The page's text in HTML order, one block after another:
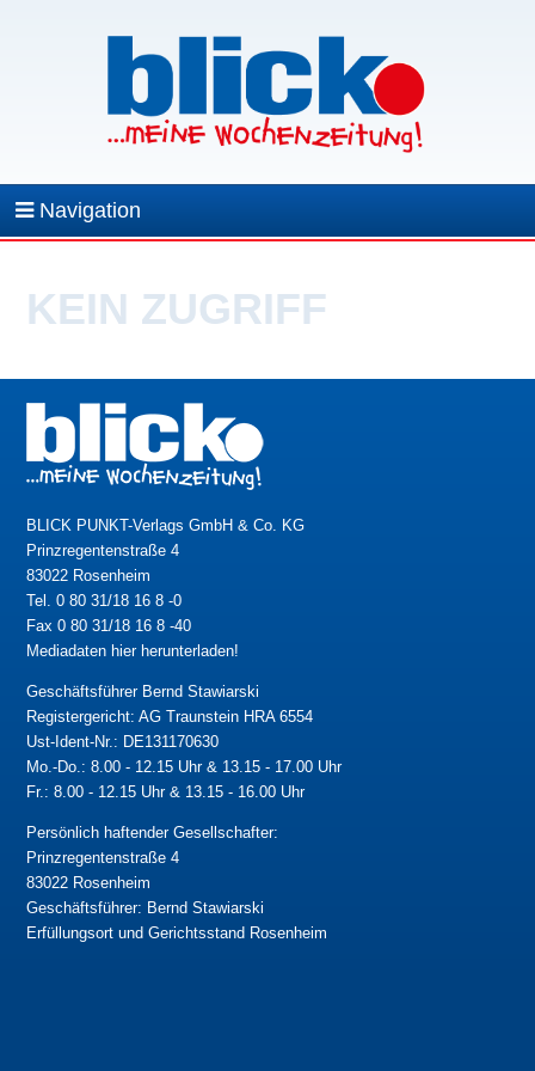
Navigation
KEIN ZUGRIFF
BLICK PUNKT-Verlags GmbH & Co. KG
Prinzregentenstraße 4
83022 Rosenheim
Tel. 0 80 31/18 16 8 -0
Fax 0 80 31/18 16 8 -40
Mediadaten hier herunterladen!
Geschäftsführer Bernd Stawiarski
Registergericht: AG Traunstein HRA 6554
Ust-Ident-Nr.: DE131170630
Mo.-Do.: 8.00 - 12.15 Uhr & 13.15 - 17.00 Uhr
Fr.: 8.00 - 12.15 Uhr & 13.15 - 16.00 Uhr
Persönlich haftender Gesellschafter:
Prinzregentenstraße 4
83022 Rosenheim
Geschäftsführer: Bernd Stawiarski
Erfüllungsort und Gerichtsstand Rosenheim